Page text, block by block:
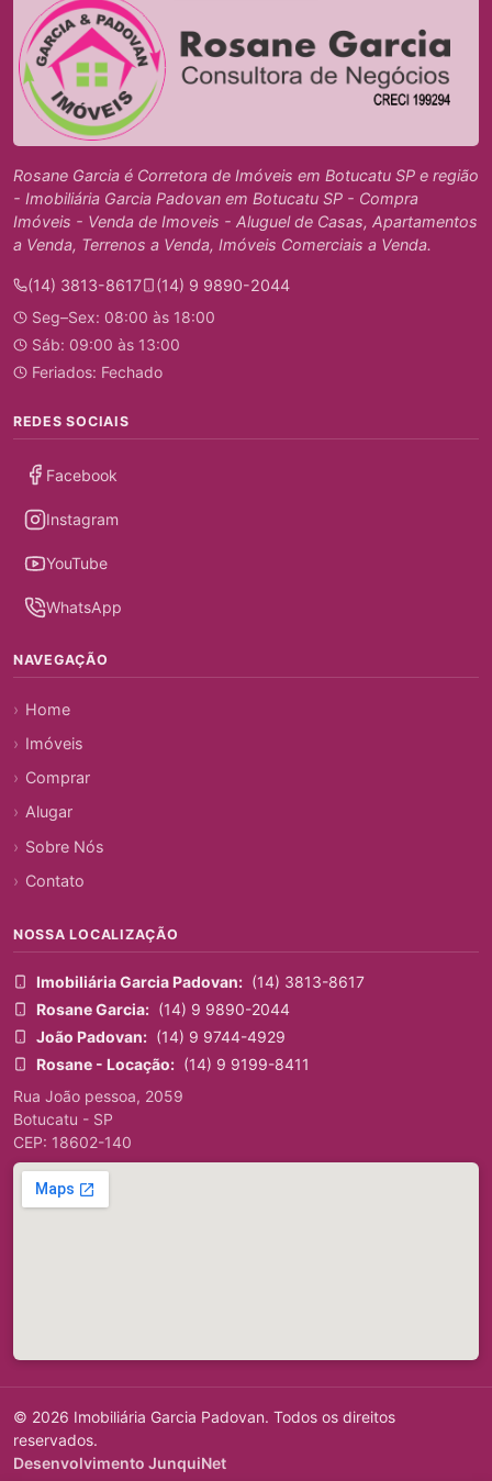
Rosane Garcia é Corretora de Imóveis em Botucatu SP e região
- Imobiliária Garcia Padovan em Botucatu SP - Compra
Imóveis - Venda de Imoveis - Aluguel de Casas, Apartamentos
a Venda, Terrenos a Venda, Imóveis Comerciais a Venda.
(14) 3813-8617
(14) 9 9890-2044
Seg–Sex: 08:00 às 18:00
Sáb: 09:00 às 13:00
Feriados: Fechado
REDES SOCIAIS
Facebook
Instagram
YouTube
WhatsApp
NAVEGAÇÃO
Home
Imóveis
Comprar
Alugar
Sobre Nós
Contato
NOSSA LOCALIZAÇÃO
Imobiliária Garcia Padovan: (14) 3813-8617
Rosane Garcia: (14) 9 9890-2044
João Padovan: (14) 9 9744-4929
Rosane - Locação: (14) 9 9199-8411
Rua João pessoa, 2059
Botucatu - SP
CEP: 18602-140
© 2026 Imobiliária Garcia Padovan. Todos os direitos
reservados.
Desenvolvimento JunquiNet